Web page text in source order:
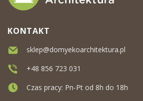
KONTAKT
sklep@domyekoarchitektura.pl
+48 856 723 031
Czas pracy: Pn-Pt od 8h do 18h